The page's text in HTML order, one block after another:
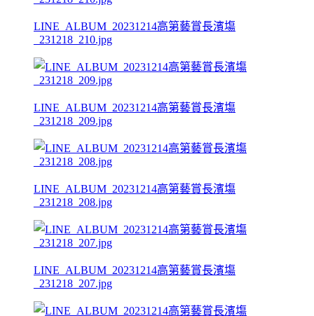
LINE_ALBUM_20231214高第藝賞長濱塲
_231218_210.jpg
LINE_ALBUM_20231214高第藝賞長濱塲
_231218_209.jpg
LINE_ALBUM_20231214高第藝賞長濱塲
_231218_208.jpg
LINE_ALBUM_20231214高第藝賞長濱塲
_231218_207.jpg